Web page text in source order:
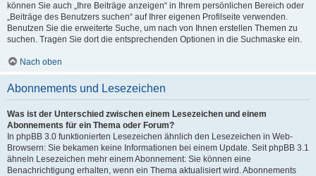
können Sie auch „Ihre Beiträge anzeigen“ in Ihrem persönlichen Bereich oder
„Beiträge des Benutzers suchen“ auf Ihrer eigenen Profilseite verwenden.
Benutzen Sie die erweiterte Suche, um nach von Ihnen erstellen Themen zu
suchen. Tragen Sie dort die entsprechenden Optionen in die Suchmaske ein.
Nach oben
Abonnements und Lesezeichen
Was ist der Unterschied zwischen einem Lesezeichen und einem
Abonnements für ein Thema oder Forum?
In phpBB 3.0 funktionierten Lesezeichen ähnlich den Lesezeichen in Web-
Browsern: Sie bekamen keine Informationen bei einem Update. Seit phpBB 3.1
ähneln Lesezeichen mehr einem Abonnement: Sie können eine
Benachrichtigung erhalten, wenn ein Thema aktualisiert wird. Abonnements